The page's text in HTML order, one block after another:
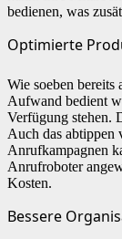
bedienen, was
Optimierte
Wie soeben
Aufwand bedient
Verfügung stehen.
Auch das abtippen
Anrufkampagnen
Anrufroboter
Kosten.
Bessere